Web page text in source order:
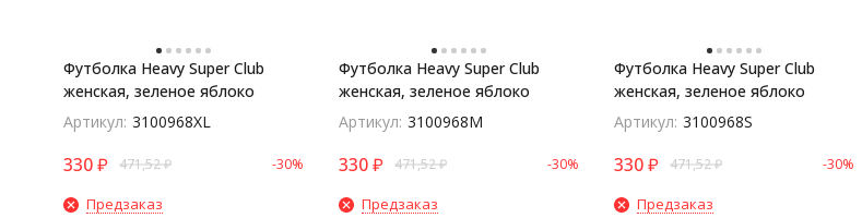
Футболка Heavy Super Club
женская, зеленое яблоко
Артикул: 3100968XL
330 ₽ 471,52₽ -30%
Предзаказ
Футболка Heavy Super Club
женская, зеленое яблоко
Артикул: 3100968M
330₽ 471,52₽ -30%
Предзаказ
Футболка Heavy Super Club
женская, зеленое яблоко
Артикул: 3100968S
330₽ 471,52₽ -30%
Предзаказ